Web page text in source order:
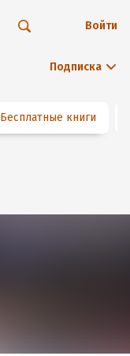
Подписка
Войти
Бесплатные книги